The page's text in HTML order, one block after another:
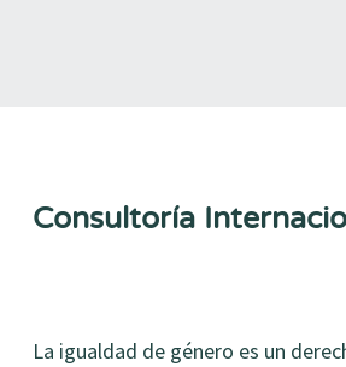
Consultoría
La igualdad de género es un